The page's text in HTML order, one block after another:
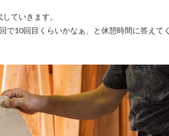
ていきます。
で10回目くらいかなぁ、と休憩時間に答えてく